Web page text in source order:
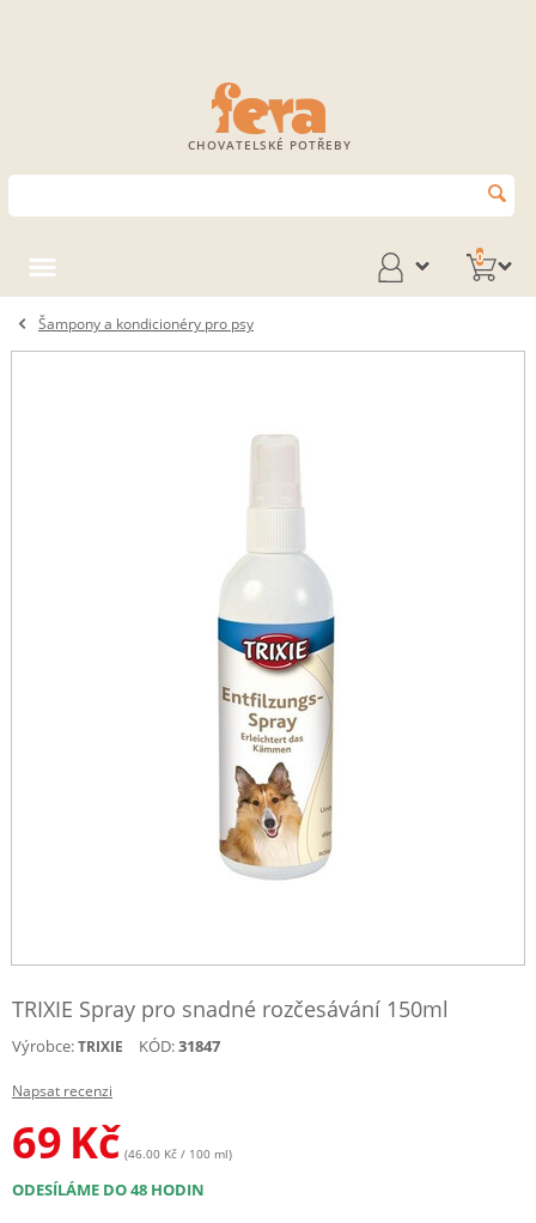
CHOVATELSKÉ POTŘEBY
0
Šampony a kondicionéry pro psy
TRIXIE Spray pro snadné rozčesávání 150ml
Výrobce:TRIXIE KÓD:31847
Napsat recenzi
69 Kč (46.00 Kč / 100 ml)
ODESÍLÁME DO 48 HODIN